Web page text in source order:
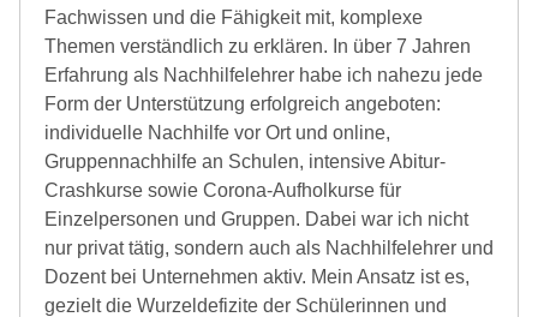
Fachwissen und die Fähigkeit mit, komplexe
Themen verständlich zu erklären. In über 7 Jahren
Erfahrung als Nachhilfelehrer habe ich nahezu jede
Form der Unterstützung erfolgreich angeboten:
individuelle Nachhilfe vor Ort und online,
Gruppennachhilfe an Schulen, intensive Abitur-
Crashkurse sowie Corona-Aufholkurse für
Einzelpersonen und Gruppen. Dabei war ich nicht
nur privat tätig, sondern auch als Nachhilfelehrer und
Dozent bei Unternehmen aktiv. Mein Ansatz ist es,
gezielt die Wurzeldefizite der Schülerinnen und